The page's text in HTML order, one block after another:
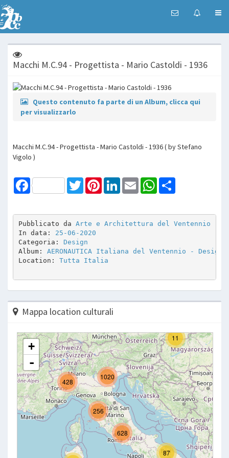
Macchi M.C.94 - Progettista - Mario Castoldi - 1936
Questo contenuto fa parte di un Album, clicca qui
per visualizzarlo
Macchi M.C.94 - Progettista - Mario Castoldi - 1936 ( by Stefano
Vigolo )
Facebook TwitterPinterestLinkedInEmail WhatsApp
Pubblicato da Arte e Architettura del Ventennio
In data: 25-06-2020
Categoria: Design
Album: AERONAUTICA Italiana del Ventennio - Design
Location: Tutta Italia
Mappa location culturali